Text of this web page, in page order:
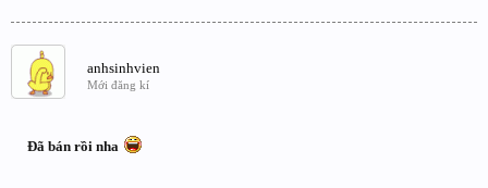
anhsinhvien
Mới đăng kí
Đã bán rồi nha